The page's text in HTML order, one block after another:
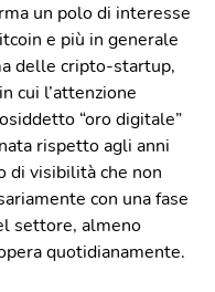
un polo di interesse
e più in generale
delle cripto-startup,
cui l’attenzione
“oro digitale”
rispetto agli anni
di visibilità che non
con una fase
settore, almeno
quotidianamente.